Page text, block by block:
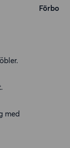
Förbo
med